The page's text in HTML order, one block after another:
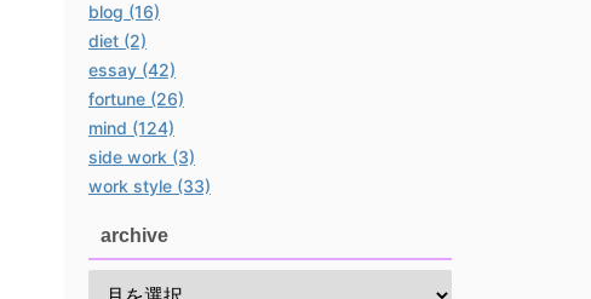
blog (16)
diet (2)
essay (42)
fortune (26)
mind (124)
side work (3)
work style (33)
archive